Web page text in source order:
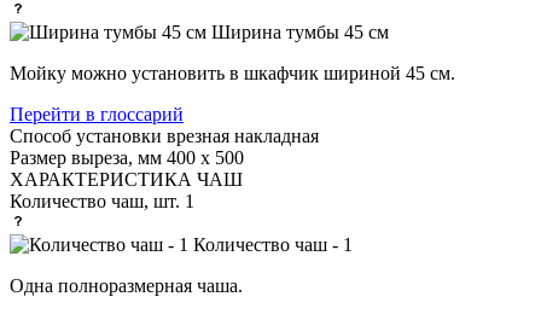
Ширина тумбы 45 см
Мойку можно установить в шкафчик шириной 45 см.
Перейти в глоссарий
Способ установки врезная накладная
Размер выреза, мм 400 х 500
ХАРАКТЕРИСТИКА ЧАШ
Количество чаш, шт. 1
Количество чаш - 1
Одна полноразмерная чаша.